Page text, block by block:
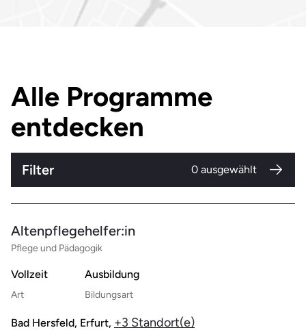
Alle Programme
entdecken
Filter 0 ausgewählt
Altenpflegehelfer:in
Pflege und Pädagogik
Vollzeit
Art
Ausbildung
Bildungsart
Bad Hersfeld, Erfurt, +3 Standort(e)